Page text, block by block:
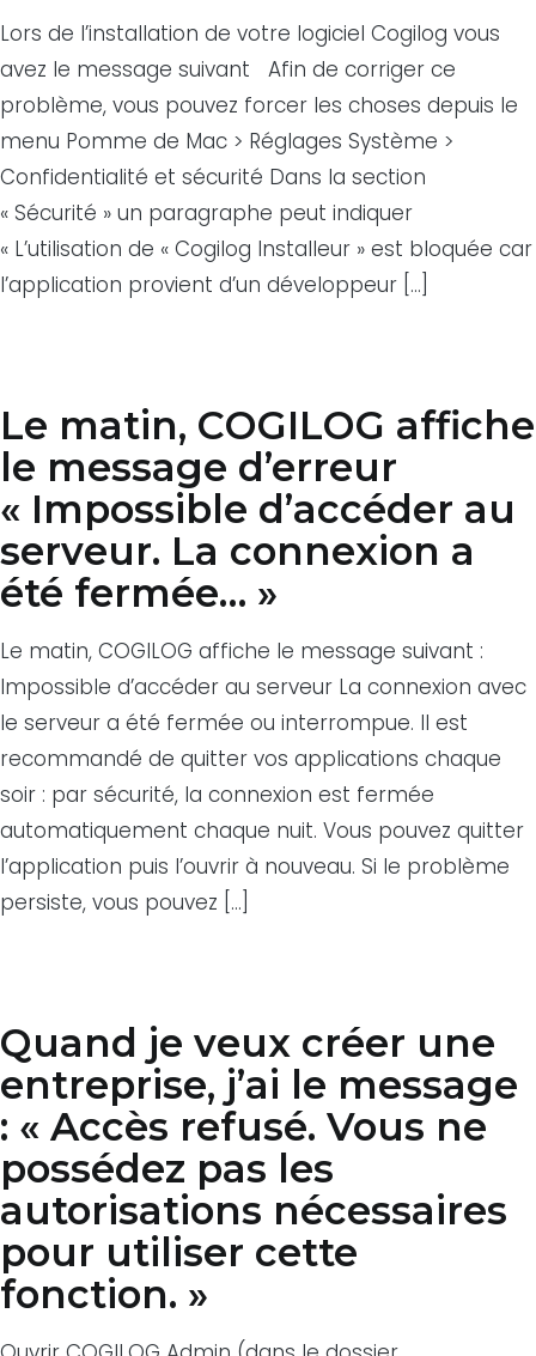
Lors de l’installation de votre logiciel Cogilog vous
avez le message suivant Afin de corriger ce
problème, vous pouvez forcer les choses depuis le
menu Pomme de Mac > Réglages Système >
Confidentialité et sécurité Dans la section
« Sécurité » un paragraphe peut indiquer
« L’utilisation de « Cogilog Installeur » est bloquée car
l’application provient d’un développeur […]
Le matin, COGILOG affiche
le message d’erreur
« Impossible d’accéder au
serveur. La connexion a
été fermée… »
Le matin, COGILOG affiche le message suivant :
Impossible d’accéder au serveur La connexion avec
le serveur a été fermée ou interrompue. Il est
recommandé de quitter vos applications chaque
soir : par sécurité, la connexion est fermée
automatiquement chaque nuit. Vous pouvez quitter
l’application puis l’ouvrir à nouveau. Si le problème
persiste, vous pouvez […]
Quand je veux créer une
entreprise, j’ai le message
: « Accès refusé. Vous ne
possédez pas les
autorisations nécessaires
pour utiliser cette
fonction. »